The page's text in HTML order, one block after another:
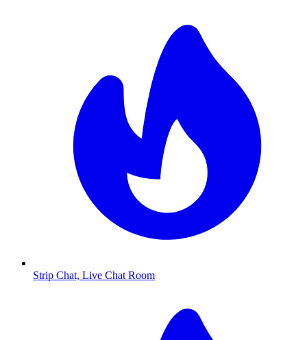
Strip Chat, Live Chat Room